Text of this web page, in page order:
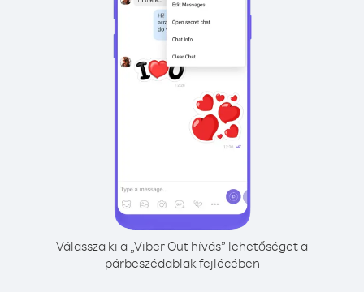
Válassza ki a „Viber Out hívás” lehetőséget a
párbeszédablak fejlécében